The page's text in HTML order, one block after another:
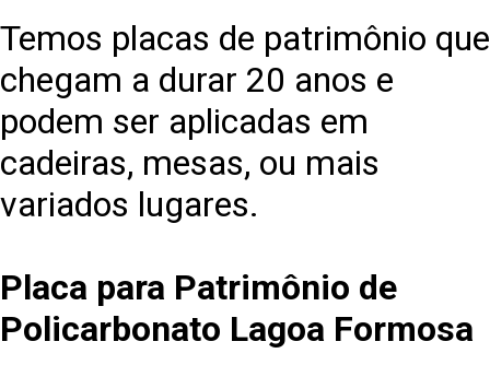
Temos placas de patrimônio que
chegam a durar 20 anos e
podem ser aplicadas em
cadeiras, mesas, ou mais
variados lugares.
Placa para Patrimônio de
Policarbonato Lagoa Formosa